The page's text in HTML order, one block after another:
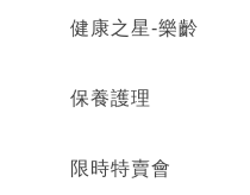
健康之星-樂齡
保養護理
限時特賣會